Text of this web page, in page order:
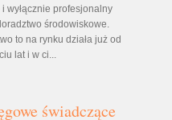
wyłącznie profesjonalny
środowiskowe.
to na rynku działa już od
lat i w ci...
świadczące